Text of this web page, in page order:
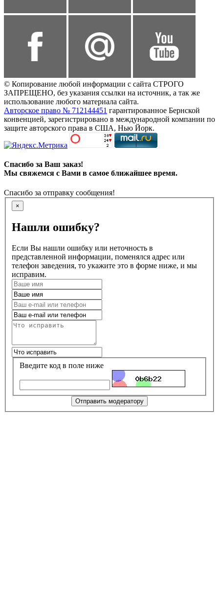
© Копирование любой информации с сайта СТРОГО
ЗАПРЕЩЕНО, без указания ссылки на источник, а так же
использование любого материала сайта.
Авторское право № 712144451 гарантированное Бернской
конвенцией, зарегистрировано в международной компании по
защите авторского права в США, Нью Йорк.
Спасибо за Ваш заказ!
Мы свяжемся с Вами в самое ближайшее время.
Спасибо за отправку сообщения!
×
Нашли ошибку?
Если Вы нашли ошибку или неточность в
представленной информации, поменялся адрес или
телефон заведения, то укажите это в форме ниже, и мы
исправим.
Введите код в поле ниже
Отправить модератору